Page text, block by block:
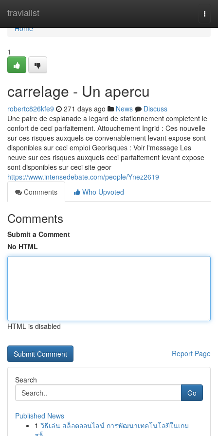
travialist
Home
Home
1
carrelage - Un apercu
robertc826kfe9 271 days ago News
Discuss
Une paire de esplanade a legard de stationnement completent le
confort de ceci parfaitement. Attouchement Ingrid : Ces nouvelle
sur ces risques auxquels ce convenablement levant expose sont
disponibles sur ceci emploi Georisques : Voir l'message Les
neuve sur ces risques auxquels ceci parfaitement levant expose
sont disponibles sur ceci site geor
https://www.intensedebate.com/people/Ynez2619
Comments
Who Upvoted
Comments
Submit a Comment
No HTML
HTML is disabled
Report Page
Search
Go
Published News
1 วิธีเล่น สล็อตออนไลน์ การพัฒนาเทคโนโลยีในเกม